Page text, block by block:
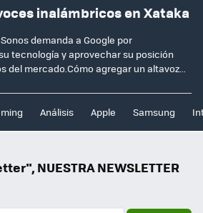
inalámbricos en Xataka
demanda a Google por
tecnología y aprovechar su posición
del mercado.Cómo agregar un altavoz...
Análisis Apple Samsung
NUESTRA NEWSLETTER